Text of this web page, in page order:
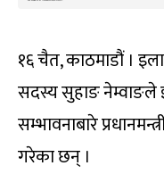
१६ चैत, काठमाडौं ।
सदस्य सुहाङ नेम्वाङले
सम्भावनाबारे
गरेका छन् ।